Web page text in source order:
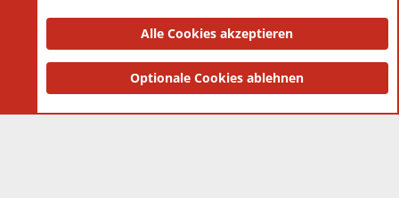
Datenschutzerklärung Impressum
Community platform by XenForo® © 2010-2025 XenForo Ltd.
and add-ons by ThemeHouse
Alle Cookies akzeptieren
Optionale Cookies ablehnen